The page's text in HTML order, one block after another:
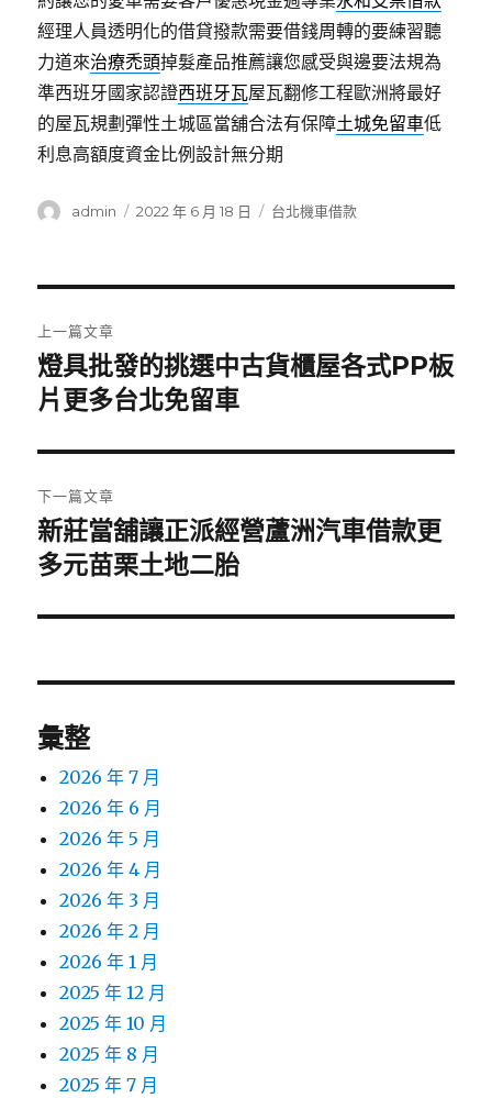
經理人員透明化的借貸撥款需要借錢周轉的要練習聽
力道來治療禿頭掉髮產品推薦讓您感受與邊要法規為
準西班牙國家認證西班牙瓦屋瓦翻修工程歐洲將最好
的屋瓦規劃彈性土城區當舖合法有保障土城免留車低
利息高額度資金比例設計無分期
作
admin
發
2022 年 6 月 18 日
分
台北機車借款
章
導
覽
上一篇文章
上
一
文
章:
燈具批發的挑選中古貨櫃屋各式PP板
片更多台北免留車
下一篇文章
下
一
文
新莊當舖讓正派經營蘆洲汽車借款更
多元苗栗土地二胎
彙整
2026 年 7 月
2026 年 6 月
2026 年 5 月
2026 年 4 月
2026 年 3 月
2026 年 2 月
2026 年 1 月
2025 年 12 月
2025 年 10 月
2025 年 8 月
2025 年 7 月